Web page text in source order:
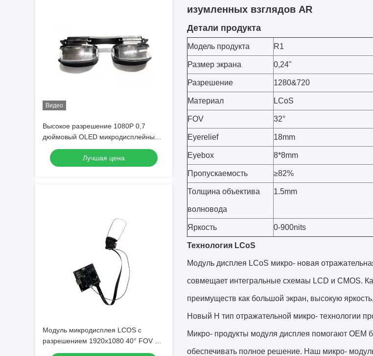
Видео
Высокое разрешение 1080P 0,7
дюймовый OLED микродисплейный
модуль с бинокулярным видом
Лучшая цена
Модуль микродисплея LCOS с
разрешением 1920x1080 40° FOV и
частотой обновления 120Hz
изумленных взглядов AR
Детали продукта
Модель продукта R1
Размер экрана 0,24"
Разрешение 1280&720
Материал LCoS
FOV 32°
Eyerelief 18mm
Eyebox 8*8mm
Пропускаемость ≥82%
Толщина объектива
волновода
1.5mm
Яркость 0-900nits
Технология LCoS
Модуль дисплея LCoS микро- новая
совмещает интегральные схемаы LCD и CMOS.
преимуществ как большой экран, высокую
Новый Н тип отражательной микро- технологии
Микро- продукты модуля дисплея помогают OEM
обеспечивать полное решение. Наш микро-